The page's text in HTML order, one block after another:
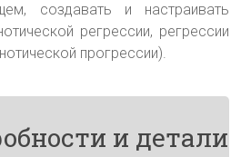
создавать и настраивать
регрессии, регрессии
прогрессии).
и детали